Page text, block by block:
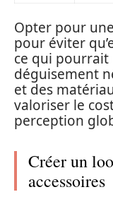
Opter pour
pour éviter
ce qui pourrait
déguisement
et des
valoriser le
perception
Créer un
accessoires